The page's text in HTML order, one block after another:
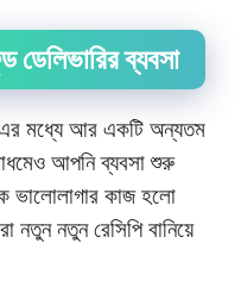
ডেলিভারির ব্যবসা
এর মধ্যে আর একটি অন্যতম
আপনি ব্যবসা শুরু
ভালোলাগার কাজ হলো
নতুন রেসিপি বানিয়ে